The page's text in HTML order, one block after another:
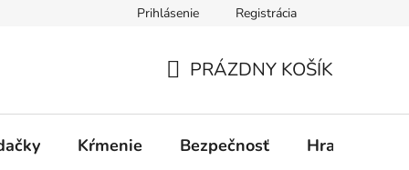
Prihlásenie Registrácia
KOŠÍK
PRÁZDNY KOŠÍK
Kŕmenie Bezpečnosť Hračky